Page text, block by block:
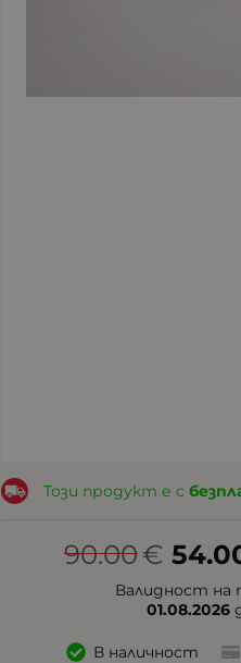
Този продукт е с
90.00€
Валидност
01.08.2026
В наличност